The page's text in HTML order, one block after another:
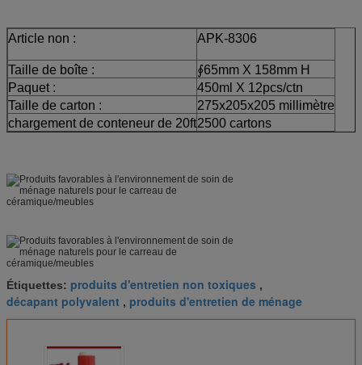
Article non : APK-8306
Taille de boîte :
∮65mm X 158mm H
Paquet :
450ml X 12pcs/ctn
Taille de carton :
275x205x205 millimètre
chargement de conteneur de 20ft2500 cartons
Étiquettes: produits d'entretien non toxiques ,
décapant polyvalent , produits d'entretien de ménage